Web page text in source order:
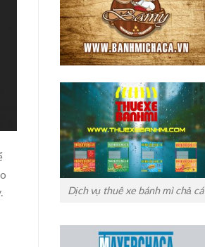
Dịch vụ thuê xe bánh mì chả cá